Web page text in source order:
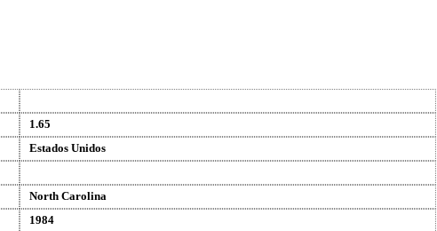
1.65
Estados Unidos
North Carolina
1984